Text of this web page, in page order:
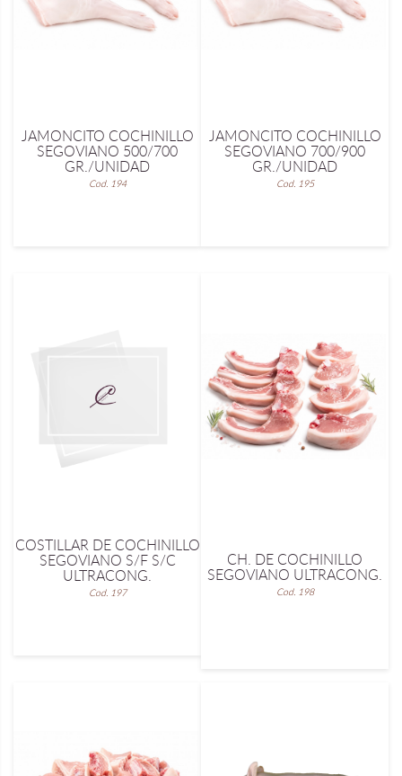
JAMONCITO COCHINILLO
SEGOVIANO 500/700
GR./UNIDAD
Cod. 194
JAMONCITO COCHINILLO
SEGOVIANO 700/900
GR./UNIDAD
Cod. 195
COSTILLAR DE COCHINILLO
SEGOVIANO S/F S/C
ULTRACONG.
Cod. 197
CH. DE COCHINILLO
SEGOVIANO ULTRACONG.
Cod. 198